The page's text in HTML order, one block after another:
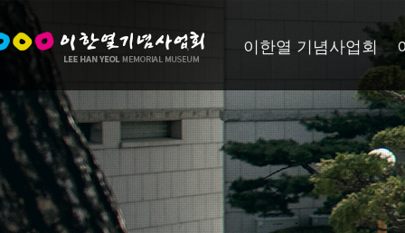
이한열 기념사업회